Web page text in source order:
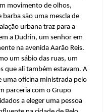
movimento de olhos,
barba são uma mescla de
urbana traz para a
a Dudrin, um senhor em
na avenida Aarão Reis.
um sábio das ruas, um
que ali também estavam. A
oficina ministrada pelo
parceria com o Grupo
a eleger uma pessoa